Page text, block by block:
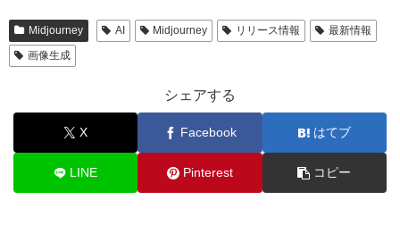
Midjourney AI Midjourney リリース情報
最新情報
画像生成
シェアする
X Facebook はてブ
LINE Pinterest コピー